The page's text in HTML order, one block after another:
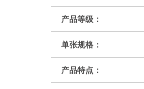
产品等级：
单张规格：
产品特点：